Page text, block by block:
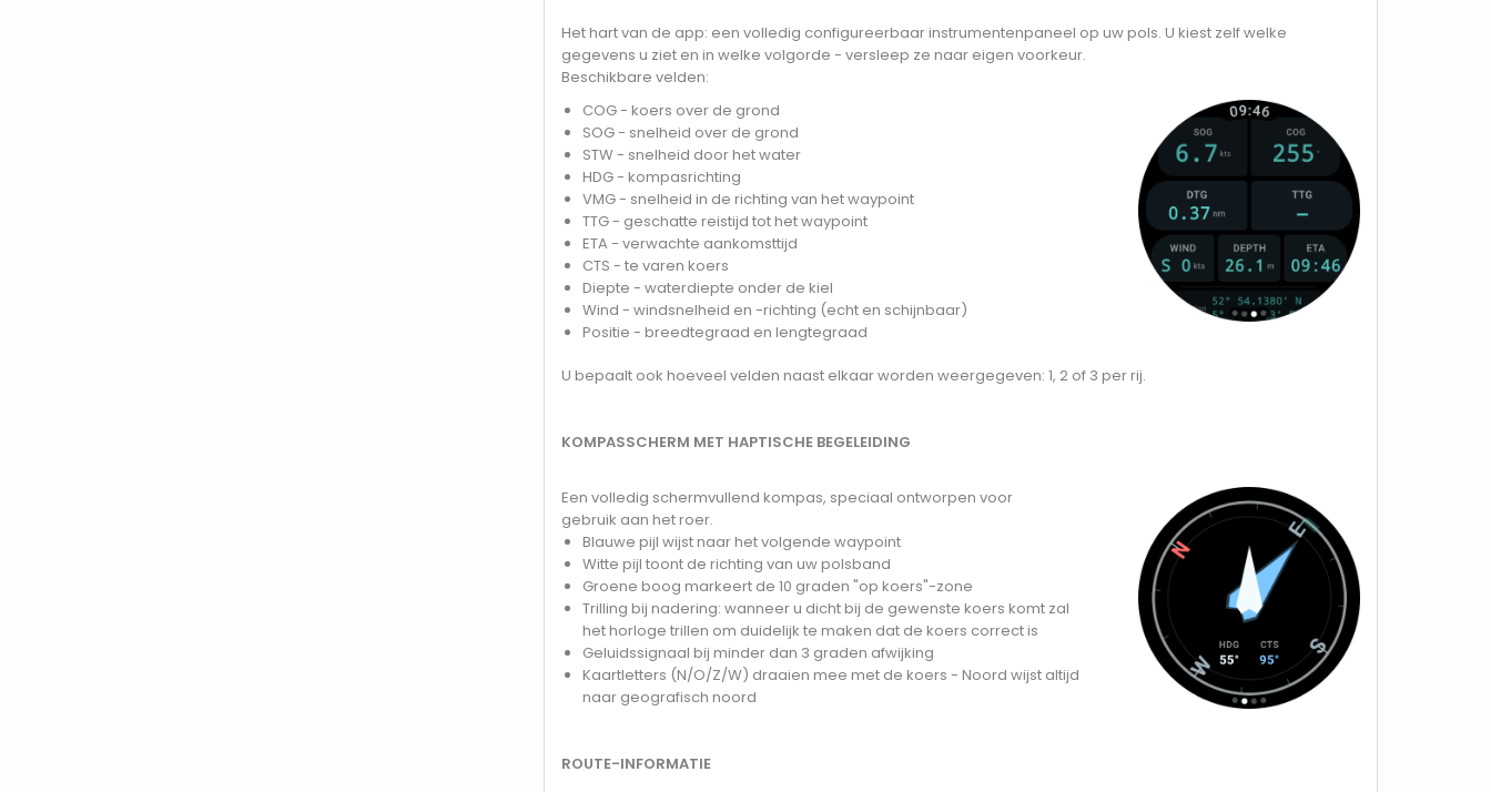
Het hart van de app: een volledig configureerbaar instrumentenpaneel op uw pols. U kiest zelf welke
gegevens u ziet en in welke volgorde - versleep ze naar eigen voorkeur.
Beschikbare velden:
COG - koers over de grond
SOG - snelheid over de grond
STW - snelheid door het water
HDG - kompasrichting
VMG - snelheid in de richting van het waypoint
TTG - geschatte reistijd tot het waypoint
ETA - verwachte aankomsttijd
CTS - te varen koers
Diepte - waterdiepte onder de kiel
Wind - windsnelheid en -richting (echt en schijnbaar)
Positie - breedtegraad en lengtegraad
U bepaalt ook hoeveel velden naast elkaar worden weergegeven: 1, 2 of 3 per rij.
KOMPASSCHERM MET HAPTISCHE BEGELEIDING
Een volledig schermvullend kompas, speciaal ontworpen voor
gebruik aan het roer.
Blauwe pijl wijst naar het volgende waypoint
Witte pijl toont de richting van uw polsband
Groene boog markeert de 10 graden "op koers"-zone
Trilling bij nadering: wanneer u dicht bij de gewenste koers komt zal
het horloge trillen om duidelijk te maken dat de koers correct is
Geluidssignaal bij minder dan 3 graden afwijking
Kaartletters (N/O/Z/W) draaien mee met de koers - Noord wijst altijd
naar geografisch noord
ROUTE-INFORMATIE